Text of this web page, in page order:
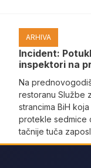
ARHIVA
Incident:
inspektori na
Na
restoranu Službe
strancima BiH
protekle sedmice
tačnije tuča